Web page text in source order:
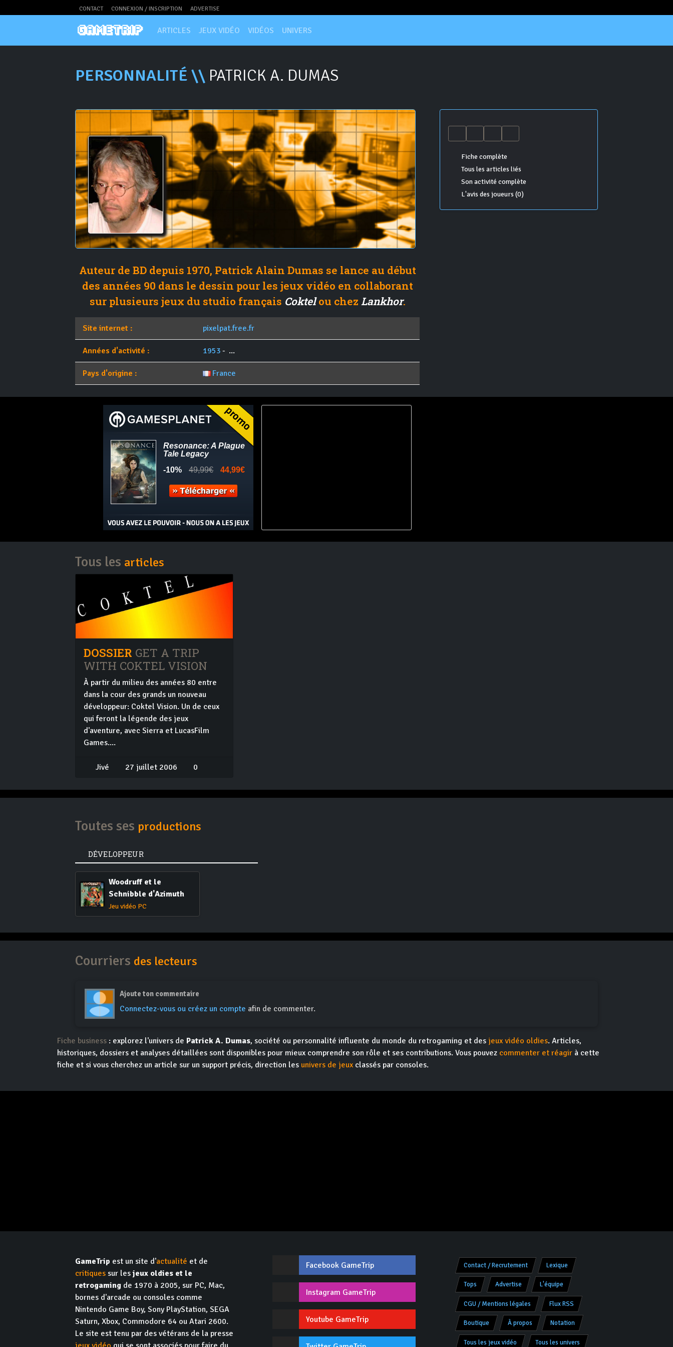
CONTACT CONNEXION / INSCRIPTION ADVERTISE
ARTICLES JEUX VIDÉO VIDÉOS UNIVERS
PERSONNALITÉ \\ PATRICK A. DUMAS
Fiche complète
Tous les articles liés
Son activité complète
L'avis des joueurs (0)
Auteur de BD depuis 1970, Patrick Alain Dumas se lance au début
des années 90 dans le dessin pour les jeux vidéo en collaborant
sur plusieurs jeux du studio français Coktelou chez Lankhor.
Site internet : pixelpat.free.fr
Années d'activité : 1953 - ...
Pays d'origine : France
Tous les articles
DOSSIER GET A TRIP
WITH COKTEL VISION
À partir du milieu des années 80 entre
dans la cour des grands un nouveau
développeur: Coktel Vision. Un de ceux
qui feront la légende des jeux
d'aventure, avec Sierra et LucasFilm
Games....
Jivé 27 juillet 2006 0
Toutes ses productions
DÉVELOPPEUR
Woodruff et le
Schnibble d'Azimuth
Jeu vidéo PC
Courriers des lecteurs
Ajoute ton commentaire
Connectez-vous ou créez un compte afin de commenter.
Fiche business : explorez l'univers de Patrick A. Dumas, société ou personnalité influente du monde du retrogaming et des jeux vidéo oldies. Articles,
historiques, dossiers et analyses détaillées sont disponibles pour mieux comprendre son rôle et ses contributions. Vous pouvez commenter et réagir à cette
fiche et si vous cherchez un article sur un support précis, direction les univers de jeux classés par consoles.
GameTrip est un site d'actualité et de
critiques sur lesjeux oldies et le
retrogaming de 1970 à 2005, sur PC, Mac,
bornes d'arcade ou consoles comme
Nintendo Game Boy, Sony PlayStation, SEGA
Saturn, Xbox, Commodore 64 ou Atari 2600.
Le site est tenu par des vétérans de la presse
Facebook GameTrip
Instagram GameTrip
Youtube GameTrip
Contact / Recrutement Lexique
Tops Advertise L'équipe
CGU / Mentions légales Flux RSS
Boutique À propos Notation
Tous les jeux vidéo Tous les univers